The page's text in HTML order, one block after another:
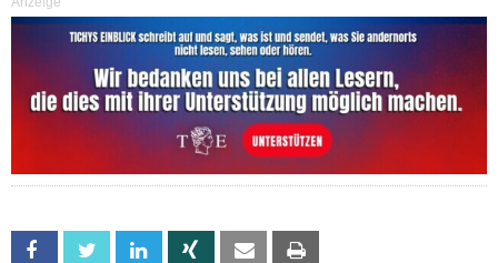
Facebook Twitter Linkedin Xing Email